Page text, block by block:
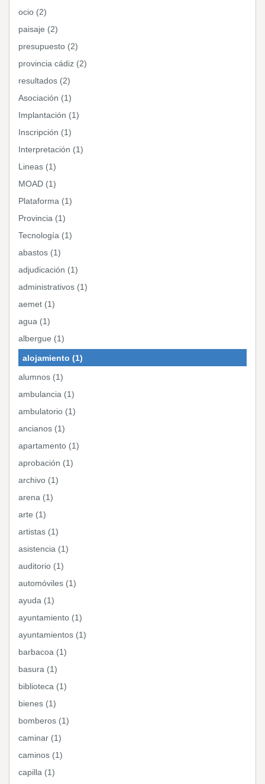
ocio (2)
paisaje (2)
presupuesto (2)
provincia cádiz (2)
resultados (2)
Asociación (1)
Implantación (1)
Inscripción (1)
Interpretación (1)
Lineas (1)
MOAD (1)
Plataforma (1)
Provincia (1)
Tecnología (1)
abastos (1)
adjudicación (1)
administrativos (1)
aemet (1)
agua (1)
albergue (1)
alojamiento (1)
alumnos (1)
ambulancia (1)
ambulatorio (1)
ancianos (1)
apartamento (1)
aprobación (1)
archivo (1)
arena (1)
arte (1)
artistas (1)
asistencia (1)
auditorio (1)
automóviles (1)
ayuda (1)
ayuntamiento (1)
ayuntamientos (1)
barbacoa (1)
basura (1)
biblioteca (1)
bienes (1)
bomberos (1)
caminar (1)
caminos (1)
capilla (1)